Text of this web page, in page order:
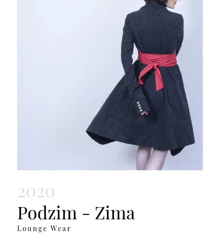
2020
Podzim - Zima
Lounge Wear